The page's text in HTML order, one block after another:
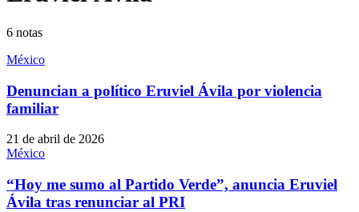
6 notas
México
Denuncian a político Eruviel Ávila por violencia
familiar
21 de abril de 2026
México
“Hoy me sumo al Partido Verde”, anuncia Eruviel
Ávila tras renunciar al PRI